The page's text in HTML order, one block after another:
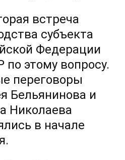
встреча
субъекта
Федерации
по этому вопросу.
переговоры
Бельянинова и
Николаева
в начале